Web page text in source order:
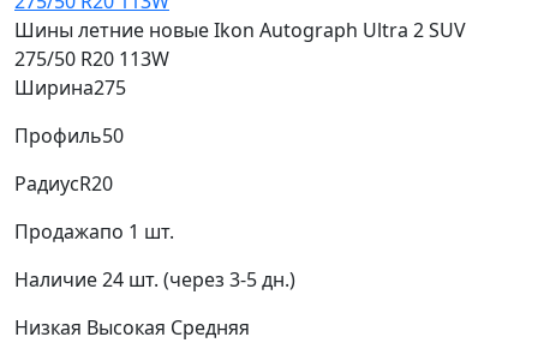
Шины летние новые Ikon Autograph Ultra 2 SUV
275/50 R20 113W
Ширина275
Профиль50
РадиусR20
Продажапо 1 шт.
Наличие24 шт. (через 3-5 дн.)
Низкая Высокая Средняя